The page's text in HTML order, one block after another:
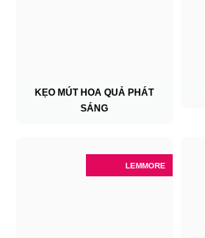
KẸO MÚT HOA QUẢ PHÁT
SÁNG
LEMMORE